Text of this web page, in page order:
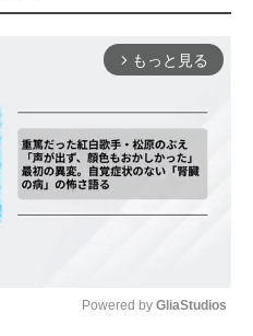
arrow_forward_ios もっと見る
Powered by GliaStudios